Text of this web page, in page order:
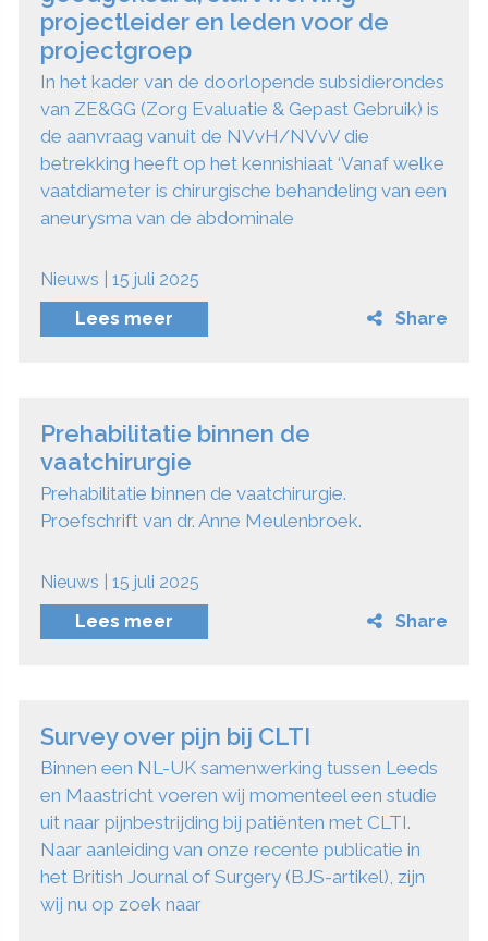
projectleider en leden voor de
projectgroep
In het kader van de doorlopende subsidierondes
van ZE&GG (Zorg Evaluatie & Gepast Gebruik) is
de aanvraag vanuit de NVvH/NVvV die
betrekking heeft op het kennishiaat ‘Vanaf welke
vaatdiameter is chirurgische behandeling van een
aneurysma van de abdominale
Nieuws | 15 juli 2025
Lees meer
Share
Prehabilitatie binnen de
vaatchirurgie
Prehabilitatie binnen de vaatchirurgie.
Proefschrift van dr. Anne Meulenbroek.
Nieuws | 15 juli 2025
Lees meer
Share
Survey over pijn bij CLTI
Binnen een NL-UK samenwerking tussen Leeds
en Maastricht voeren wij momenteel een studie
uit naar pijnbestrijding bij patiënten met CLTI.
Naar aanleiding van onze recente publicatie in
het British Journal of Surgery (BJS-artikel), zijn
wij nu op zoek naar